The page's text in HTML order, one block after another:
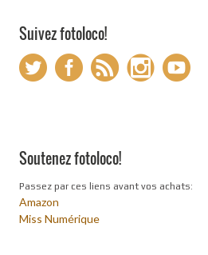
Suivez fotoloco!
Soutenez fotoloco!
Passez par ces liens avant vos achats:
Amazon
Miss Numérique